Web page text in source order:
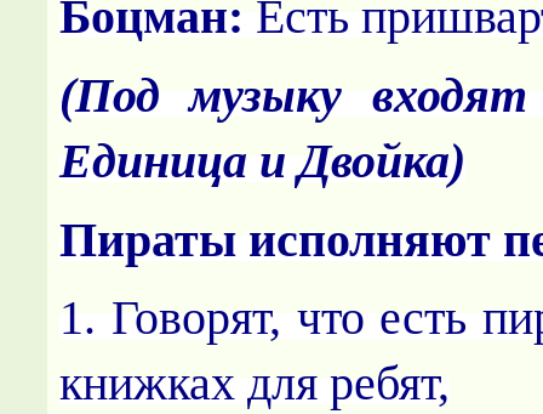
Боцман: Есть
(Под музыку
Единица и Двойка)
Пираты исполняют
1. Говорят, что есть
книжках для ребят,